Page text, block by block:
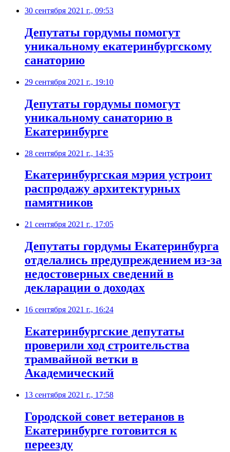
30 сентября 2021 г., 09:53
​Депутаты гордумы помогут
уникальному екатеринбургскому
санаторию
29 сентября 2021 г., 19:10
​Депутаты гордумы помогут
уникальному санаторию в
Екатеринбурге
28 сентября 2021 г., 14:35
​Екатеринбургская мэрия устроит
распродажу архитектурных
памятников
21 сентября 2021 г., 17:05
​Депутаты гордумы Екатеринбурга
отделались предупреждением из-за
недостоверных сведений в
декларации о доходах
16 сентября 2021 г., 16:24
Екатеринбургские депутаты
проверили ход строительства
трамвайной ветки в
Академический
13 сентября 2021 г., 17:58
Городской совет ветеранов в
Екатеринбурге готовится к
переезду